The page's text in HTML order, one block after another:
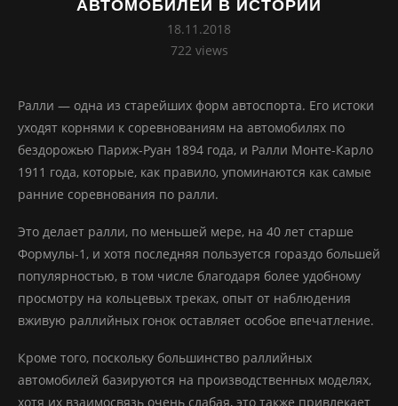
АВТОМОБИЛЕЙ В ИСТОРИИ
18.11.2018
722 views
Ралли — одна из старейших форм автоспорта. Его истоки
уходят корнями к соревнованиям на автомобилях по
бездорожью Париж-Руан 1894 года, и Ралли Монте-Карло
1911 года, которые, как правило, упоминаются как самые
ранние соревнования по ралли.
Это делает ралли, по меньшей мере, на 40 лет старше
Формулы-1, и хотя последняя пользуется гораздо большей
популярностью, в том числе благодаря более удобному
просмотру на кольцевых треках, опыт от наблюдения
вживую раллийных гонок оставляет особое впечатление.
Кроме того, поскольку большинство раллийных
автомобилей базируются на производственных моделях,
хотя их взаимосвязь очень слабая, это также привлекает